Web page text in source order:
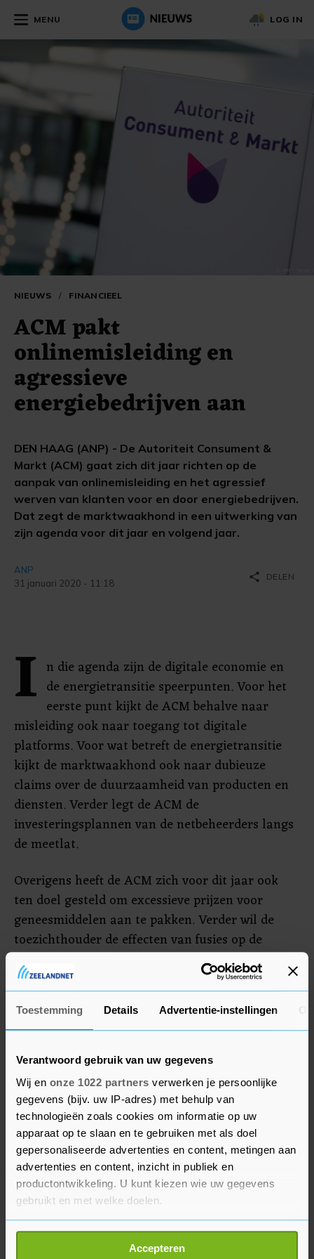
Toestemming Details Advertentie-instellingen
Verantwoord gebruik van uw gegevens
Wij en onze 1022 partners verwerken je persoonlijke
gegevens (bijv. uw IP-adres) met behulp van
technologieën zoals cookies om informatie op uw
apparaat op te slaan en te gebruiken met als doel
gepersonaliseerde advertenties en content, metingen aan
advertenties en content, inzicht in publiek en
productontwikkeling. U kunt kiezen wie uw gegevens
gebruikt en met welke doelen.
Als u het toestaat, willen we ook graag:
Informatie verzamelen over uw geografische
Accepteren
MENU LOG IN
NIEUWS / FINANCIEEL
ACM pakt
onlinemisleiding en
agressieve
energiebedrijven aan
DEN HAAG (ANP) - De Autoriteit Consument &
Markt (ACM) gaat zich dit jaar richten op de
aanpak van onlinemisleiding en het agressief
werven van klanten voor en door energiebedrijven.
Dat zegt de marktwaakhond in een uitwerking van
zijn agenda voor dit jaar en volgend jaar.
ANP
31 januari 2020 - 11:18
share DELEN
I n die agenda zijn de digitale economie en
de energietransitie speerpunten. Voor het
eerste punt kijkt de ACM behalve naar
misleiding ook naar toegang tot digitale
platforms. Voor wat betreft de energietransitie
kijkt de marktwaakhond ook naar dubieuze
claims over de duurzaamheid van producten en
diensten. Verder legt de ACM de
investeringsplannen van de netbeheerders langs
de meetlat.
Overigens heeft de ACM zich voor dit jaar ook
ten doel gesteld om excessieve prijzen voor
geneesmiddelen aan te pakken. Verder wil de
toezichthouder de effecten van fusies op de
concurrentie op het gebied van
arbeidsvoorwaarden van werknemers en zzp'ers
in de gaten houden.